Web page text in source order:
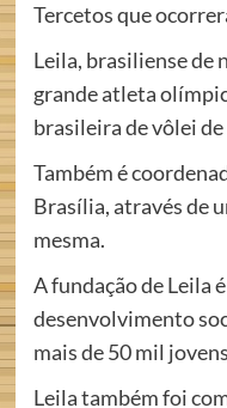
Tercetos que
Leila, brasiliense de
grande atleta
brasileira de vôlei
Também é
Brasília, através de
mesma.
A fundação de Leila
desenvolvimento
mais de 50 mil
Leila também foi